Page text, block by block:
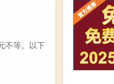
不等。以下